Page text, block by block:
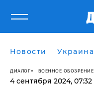
Новости Украина
ДИАЛОГ ВОЕННОЕ ОБОЗРЕНИЕ
4 сентября 2024, 07:32